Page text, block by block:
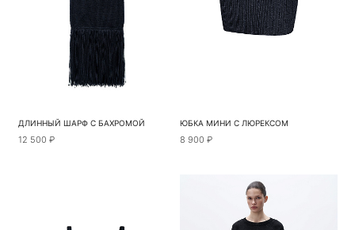
ДЛИННЫЙ ШАРФ С БАХРОМОЙ
12 500 ₽
ЮБКА МИНИ С ЛЮРЕКСОМ
8 900 ₽